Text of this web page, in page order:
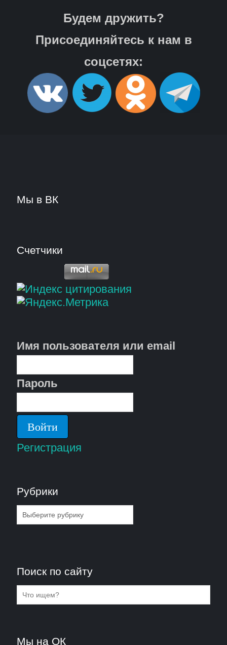
Будем дружить?
Присоединяйтесь к нам в
соцсетях:
Мы в ВК
Счетчики
Имя пользователя или email
Пароль
Регистрация
Рубрики
Рубрики
Поиск по сайту
Мы на ОК